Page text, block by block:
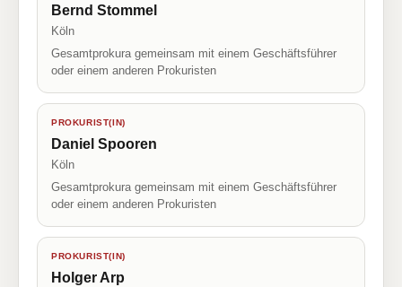
Bernd Stommel
Köln
Gesamtprokura gemeinsam mit einem Geschäftsführer
oder einem anderen Prokuristen
PROKURIST(IN)
Daniel Spooren
Köln
Gesamtprokura gemeinsam mit einem Geschäftsführer
oder einem anderen Prokuristen
PROKURIST(IN)
Holger Arp